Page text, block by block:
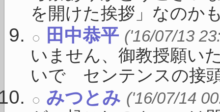
を開けた挨拶」なのか
田中恭平 ('16/07/13
いません、御教授願い
いで センテンスの接
みつとみ ('16/07/14